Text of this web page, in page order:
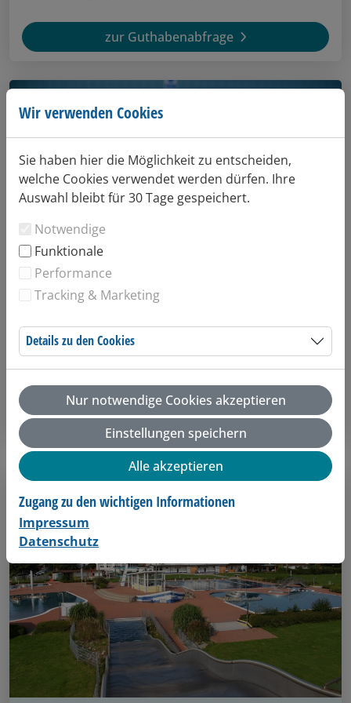
zur Guthabenabfrage
Schwimmkurse
Sichern Sie sich einen Platz in unseren
Schwimmkursen.
Kurse anzeigen
Wir verwenden Cookies
Sie haben hier die Möglichkeit zu entscheiden,
welche Cookies verwendet werden dürfen. Ihre
Auswahl bleibt für 30 Tage gespeichert.
Notwendige
Funktionale
Performance
Tracking & Marketing
Details zu den Cookies
Nur notwendige Cookies akzeptieren
Einstellungen speichern
Alle akzeptieren
Zugang zu den wichtigen Informationen
Impressum
Datenschutz